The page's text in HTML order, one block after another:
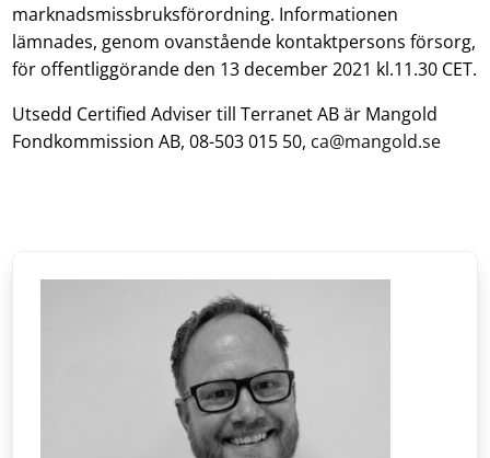
marknadsmissbruksförordning. Informationen
lämnades, genom ovanstående kontaktpersons försorg,
för offentliggörande den 13 december 2021 kl.11.30 CET.
Utsedd Certified Adviser till Terranet AB är Mangold
Fondkommission AB, 08-503 015 50, ca@mangold.se